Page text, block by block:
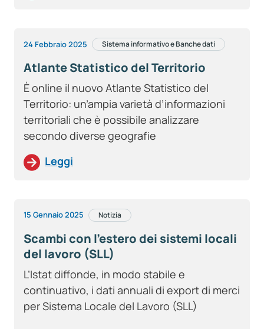
24 Febbraio 2025 Sistema informativo e Banche dati
Atlante Statistico del Territorio
È online il nuovo Atlante Statistico del
Territorio: un’ampia varietà d’informazioni
territoriali che è possibile analizzare
secondo diverse geografie
Leggi
15 Gennaio 2025 Notizia
Scambi con l’estero dei sistemi locali
del lavoro (SLL)
L’Istat diffonde, in modo stabile e
continuativo, i dati annuali di export di merci
per Sistema Locale del Lavoro (SLL)